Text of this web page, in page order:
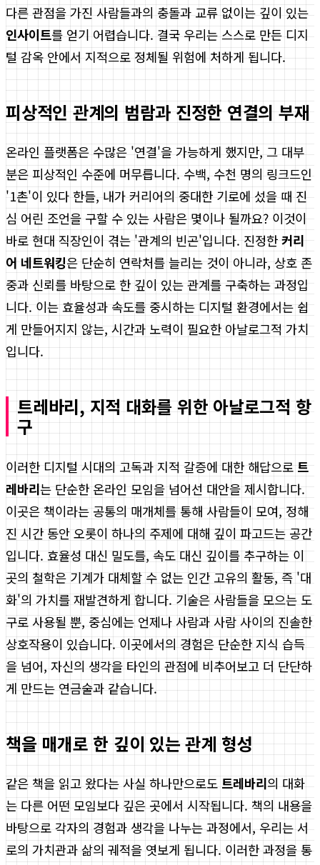
다른 관점을 가진 사람들과의 충돌과 교류 없이는 깊이 있는
인사이트를 얻기 어렵습니다. 결국 우리는 스스로 만든 디지
털 감옥 안에서 지적으로 정체될 위험에 처하게 됩니다.
피상적인 관계의 범람과 진정한 연결의 부재
온라인 플랫폼은 수많은 '연결'을 가능하게 했지만, 그 대부
분은 피상적인 수준에 머무릅니다. 수백, 수천 명의 링크드인
'1촌'이 있다 한들, 내가 커리어의 중대한 기로에 섰을 때 진
심 어린 조언을 구할 수 있는 사람은 몇이나 될까요? 이것이
바로 현대 직장인이 겪는 '관계의 빈곤'입니다. 진정한 커리
어 네트워킹은 단순히 연락처를 늘리는 것이 아니라, 상호 존
중과 신뢰를 바탕으로 한 깊이 있는 관계를 구축하는 과정입
니다. 이는 효율성과 속도를 중시하는 디지털 환경에서는 쉽
게 만들어지지 않는, 시간과 노력이 필요한 아날로그적 가치
입니다.
트레바리, 지적 대화를 위한 아날로그적 항
구
이러한 디지털 시대의 고독과 지적 갈증에 대한 해답으로 트
레바리는 단순한 온라인 모임을 넘어선 대안을 제시합니다.
이곳은 책이라는 공통의 매개체를 통해 사람들이 모여, 정해
진 시간 동안 오롯이 하나의 주제에 대해 깊이 파고드는 공간
입니다. 효율성 대신 밀도를, 속도 대신 깊이를 추구하는 이
곳의 철학은 기계가 대체할 수 없는 인간 고유의 활동, 즉 '대
화'의 가치를 재발견하게 합니다. 기술은 사람들을 모으는 도
구로 사용될 뿐, 중심에는 언제나 사람과 사람 사이의 진솔한
상호작용이 있습니다. 이곳에서의 경험은 단순한 지식 습득
을 넘어, 자신의 생각을 타인의 관점에 비추어보고 더 단단하
게 만드는 연금술과 같습니다.
책을 매개로 한 깊이 있는 관계 형성
같은 책을 읽고 왔다는 사실 하나만으로도 트레바리의 대화
는 다른 어떤 모임보다 깊은 곳에서 시작됩니다. 책의 내용을
바탕으로 각자의 경험과 생각을 나누는 과정에서, 우리는 서
로의 가치관과 삶의 궤적을 엿보게 됩니다. 이러한 과정을 통